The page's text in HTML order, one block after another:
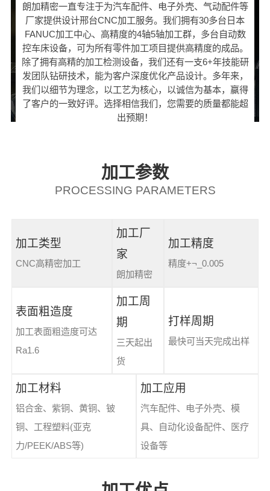
朗加精密一直专注于为汽车配件、电子外壳、气动配件等
厂家提供设计邢台CNC加工服务。我们拥有30多台日本
FANUC加工中心、高精度的4轴5轴加工群，多台自动数
控车床设备，可为所有零件加工项目提供高精度的成品。
除了拥有高精的加工检测设备，我们还有一支6+年技能研
发团队钻研技术，能为客户深度优化产品设计。多年来，
我们以细节为理念，以工艺为核心，以诚信为基本，赢得
了客户的一致好评。选择相信我们，您需要的质量都能超
出预期！
加工参数
PROCESSING PARAMETERS
加工类型
CNC高精密加工
加工厂
家
朗加精密
加工精度
精度+¬_0.005
表面粗造度
加工表面粗造度可达
Ra1.6
加工周
期
三天起出
货
打样周期
最快可当天完成出样
加工材料
铝合金、紫铜、黄铜、铍
铜、工程塑料(亚克
力/PEEK/ABS等)
加工应用
汽车配件、电子外壳、模
具、自动化设备配件、医疗
设备等